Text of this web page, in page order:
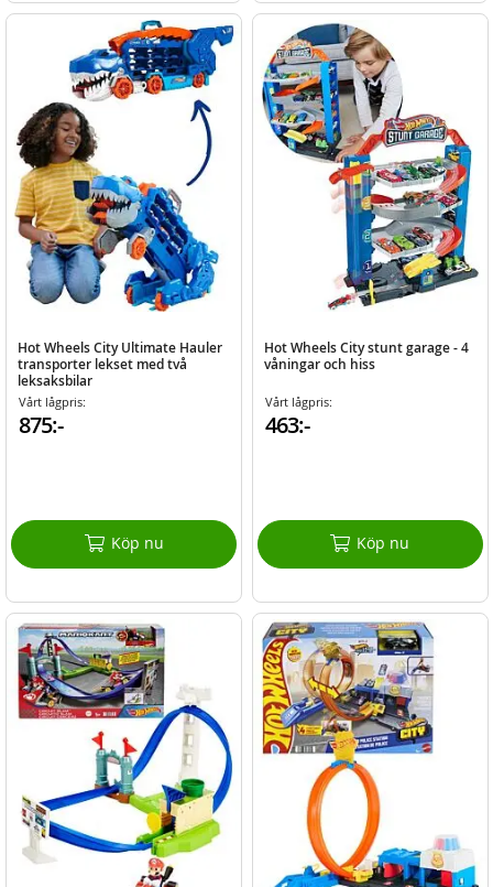
Hot Wheels City Ultimate Hauler
transporter lekset med två
leksaksbilar
Vårt lågpris:
875:-
Köp nu
Hot Wheels City stunt garage - 4
våningar och hiss
Vårt lågpris:
463:-
Köp nu